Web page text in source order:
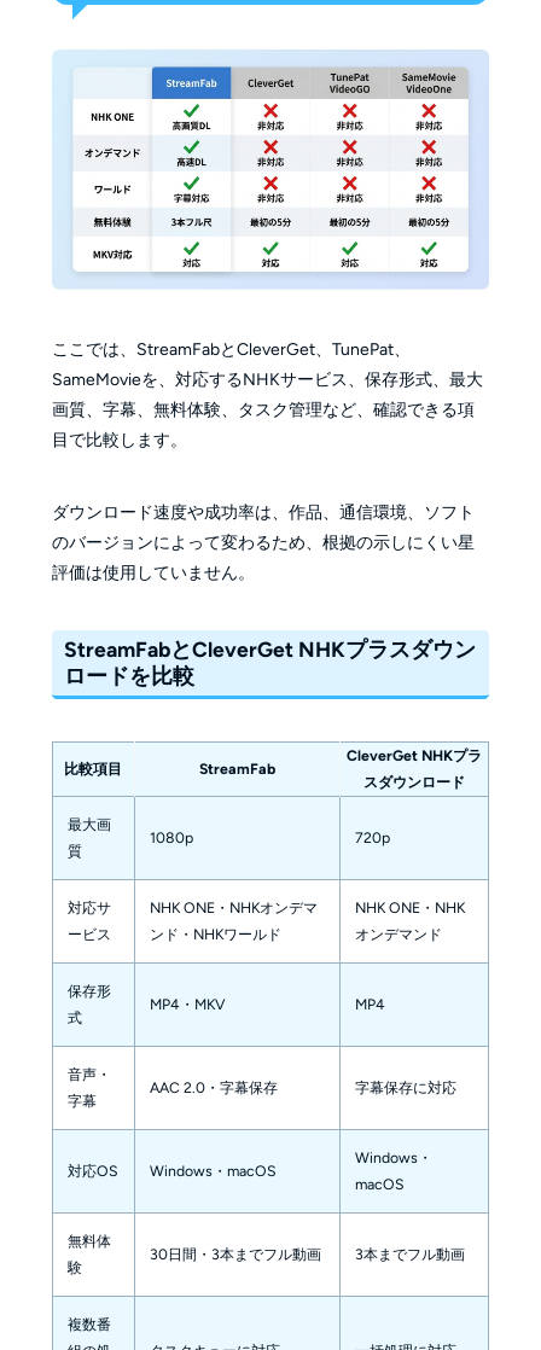
ここでは、StreamFabとCleverGet、TunePat、
SameMovieを、対応するNHKサービス、保存形式、最大
画質、字幕、無料体験、タスク管理など、確認できる項
目で比較します。
ダウンロード速度や成功率は、作品、通信環境、ソフト
のバージョンによって変わるため、根拠の示しにくい星
評価は使用していません。
StreamFabとCleverGet NHKプラスダウン
ロードを比較
比較項目 StreamFab
CleverGet NHKプラ
スダウンロード
最大画
質
1080p 720p
対応サ
ービス
NHK ONE・NHKオンデマ
ンド・NHKワールド
NHK ONE・NHK
オンデマンド
保存形
式
MP4・MKV MP4
音声・
字幕
AAC 2.0・字幕保存 字幕保存に対応
対応OS Windows・macOS
Windows・
macOS
無料体
験
30日間・3本までフル動画 3本までフル動画
複数番